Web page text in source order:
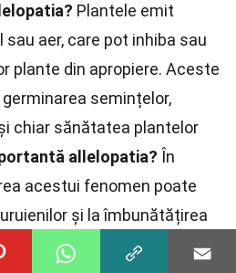
Plantele emit
aer, care pot inhiba sau
plante din apropiere. Aceste
semințelor,
chiar sănătatea plantelor
allelopatia? În
acestui fenomen poate
și la îmbunătățirea
În natură, allelopatia joacă